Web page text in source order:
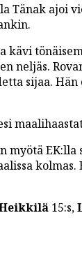
Tänak ajoi
neljäs.
sijaa. Hän
myötä EK:lla
15:s,